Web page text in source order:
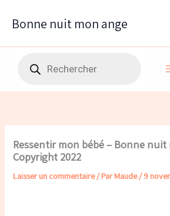
Bonne nuit mon ange
Ressentir mon bébé – Bonne nuit
Copyright 2022
Laisser un commentaire/ Par Maude/9